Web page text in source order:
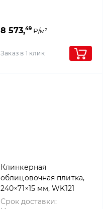
8 573,49 ₽/м²
Заказ в 1 клик
Клинкерная
облицовочная плитка,
240×71×15 мм, WK121
ROT, Westerwalder
Срок доставки: